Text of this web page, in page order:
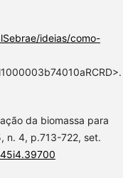
ideias/como-
da biomassa para
n. 4, p.713-722, set.